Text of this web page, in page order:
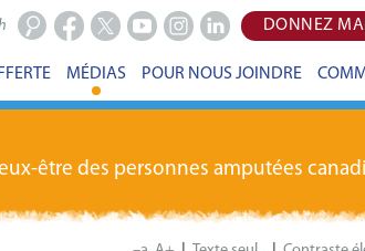
DONNEZ
MÉDIAS POUR NOUS JOINDRE
être des personnes amputées